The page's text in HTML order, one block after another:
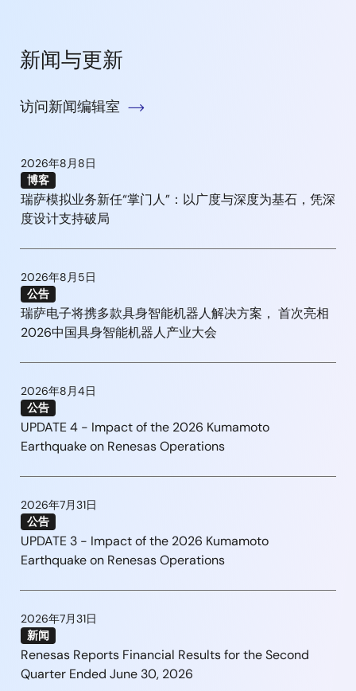
新闻与更新
访问新闻编辑室
2026年8月8日
博客
瑞萨模拟业务新任“掌门人”：以广度与深度为基石，凭深
度设计支持破局
2026年8月5日
公告
瑞萨电子将携多款具身智能机器人解决方案， 首次亮相
2026中国具身智能机器人产业大会
2026年8月4日
公告
UPDATE 4 - Impact of the 2026 Kumamoto
Earthquake on Renesas Operations
2026年7月31日
公告
UPDATE 3 - Impact of the 2026 Kumamoto
Earthquake on Renesas Operations
2026年7月31日
新闻
Renesas Reports Financial Results for the Second
Quarter Ended June 30, 2026